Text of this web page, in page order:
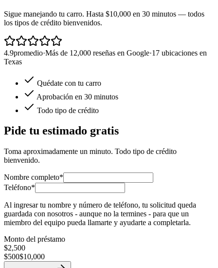
Sigue manejando tu carro. Hasta $10,000 en 30 minutos — todos
los tipos de crédito bienvenidos.
4.9promedio·Más de 12,000 reseñas en Google·17 ubicaciones en
Texas
Quédate con tu carro
Aprobación en 30 minutos
Todo tipo de crédito
Pide tu estimado gratis
Toma aproximadamente un minuto. Todo tipo de crédito
bienvenido.
Nombre completo*
Teléfono*
Al ingresar tu nombre y número de teléfono, tu solicitud queda
guardada con nosotros - aunque no la termines - para que un
miembro del equipo pueda llamarte y ayudarte a completarla.
Monto del préstamo
$2,500
$500$10,000